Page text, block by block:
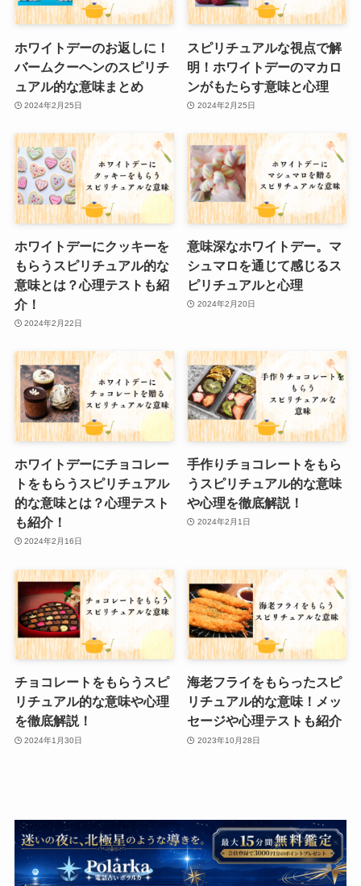
ホワイトデーのお返しに！
バームクーヘンのスピリチ
ュアル的な意味まとめ
2024年2月25日
スピリチュアルな視点で解
明！ホワイトデーのマカロ
ンがもたらす意味と心理
2024年2月25日
ホワイトデーにクッキーを
もらうスピリチュアル的な
意味とは？心理テストも紹
介！
2024年2月22日
意味深なホワイトデー。マ
シュマロを通じて感じるス
ピリチュアルと心理
2024年2月20日
ホワイトデーにチョコレー
トをもらうスピリチュアル
的な意味とは？心理テスト
も紹介！
2024年2月16日
手作りチョコレートをもら
うスピリチュアル的な意味
や心理を徹底解説！
2024年2月1日
チョコレートをもらうスピ
リチュアル的な意味や心理
を徹底解説！
2024年1月30日
海老フライをもらったスピ
リチュアル的な意味！メッ
セージや心理テストも紹介
2023年10月28日